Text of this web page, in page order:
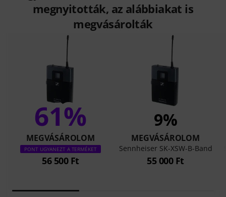
megnyitották, az alábbiakat is
megvásárolták
61%
MEGVÁSÁROLOM
PONT UGYANEZT A TERMÉKET
56 500 Ft
9%
MEGVÁSÁROLOM
Sennheiser SK-XSW-B-Band
55 000 Ft